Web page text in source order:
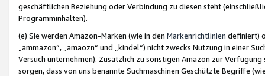
geschäftlichen Beziehung oder Verbindung zu diesen steht
Programminhalten).
(e) Sie werden Amazon-Marken (wie in den Markenrichtlinien definiert)
„ammazon“, „amaozn“ und „kindel“) nicht zwecks Nutzung in einer
Versuch unternehmen). Zusätzlich zu sonstigen Amazon zur
sorgen, dass von uns benannte Suchmaschinen Geschützte Begriffe